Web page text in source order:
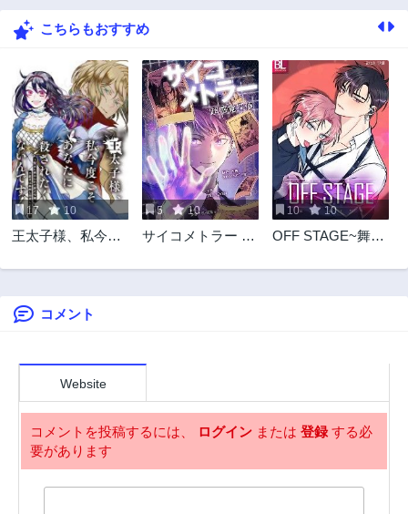
100話
98話
2年前
97話
2年前
96話
2年前
95話
2年前
94話
2年前
93話
2年前
92話
2年前
91話
2年前
90話 89話
88話
86話
84話
2年前
83話
3年前
82話
こちらもおすすめ
17 10
王太子様、私今度
れたくないんで
れた貧乏令嬢、二
度目は串刺し回避
5 10
サイコメトラー 超
10 10
OFF STAGE~舞台
コメント
Website
コメントを投稿するには、 ログイン または 登録する必
要があります